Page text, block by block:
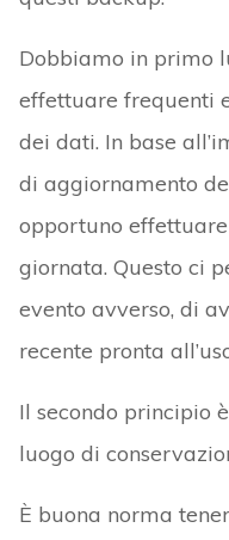
Dobbiamo in primo
effettuare frequenti
dei dati. In base
di aggiornamento
opportuno
giornata. Questo ci
evento avverso, di
recente pronta
Il secondo principio
luogo di
È buona norma